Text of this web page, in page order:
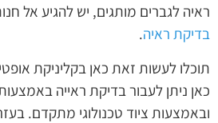
ראיה לגברים מותגים, יש להגיע אל
בדיקת ראיה.
תוכלו לעשות זאת כאן בקליניקת
כאן ניתן לעבור בדיקת ראייה
ובאמצעות ציוד טכנולוגי מתקדם.